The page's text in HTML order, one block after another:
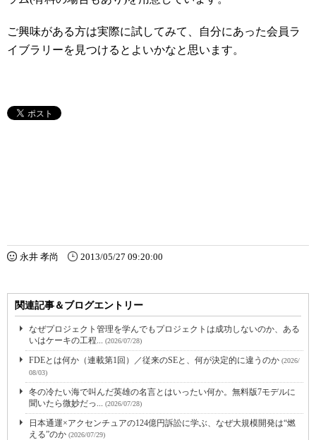
ご興味がある方は実際に試してみて、自分にあった会員ラ
イブラリーを見つけるとよいかなと思います。
永井 孝尚 2013/05/27 09:20:00
関連記事＆ブログエントリー
なぜプロジェクト管理を学んでもプロジェクトは成功しないのか、ある
いはケーキの工程... (2026/07/28)
FDEとは何か（連載第1回）／従来のSEと、何が決定的に違うのか (2026/
08/03)
冬の冷たい海で叫んだ英雄の名言とはいったい何か。無料版7モデルに
聞いたら微妙だっ... (2026/07/28)
日本通運×アクセンチュアの124億円訴訟に学ぶ、なぜ大規模開発は“燃
える”のか (2026/07/29)